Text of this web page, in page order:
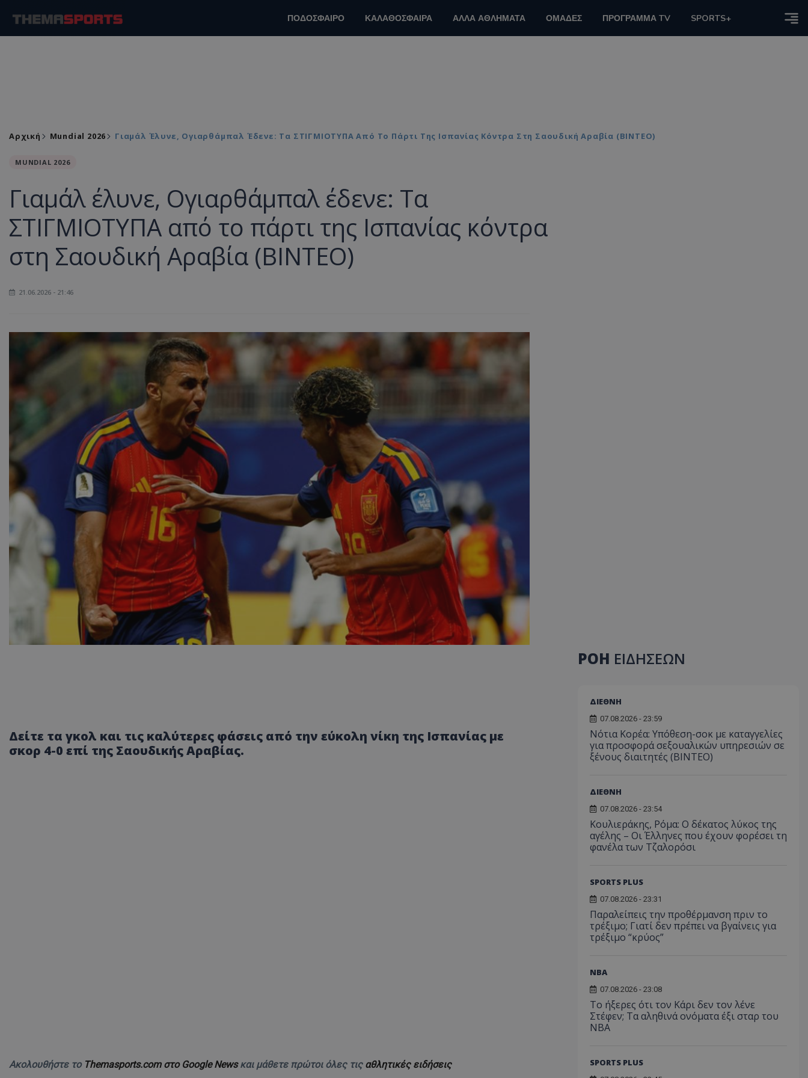
ΠΟΔΟΣΦΑΙΡΟ ΚΑΛΑΘΟΣΦΑΙΡΑ ΑΛΛΑ ΑΘΛΗΜΑΤΑ ΟΜΑΔΕΣ ΠΡΟΓΡΑΜΜΑ TV SPORTS+
Αρχική Mundial 2026 Γιαμάλ Έλυνε, Ογιαρθάμπαλ Έδενε: Τα ΣΤΙΓΜΙΟΤΥΠΑ Από Το Πάρτι Της Ισπανίας Κόντρα Στη Σαουδική Αραβία (ΒΙΝΤΕΟ)
MUNDIAL 2026
Γιαμάλ έλυνε, Ογιαρθάμπαλ έδενε: Τα
ΣΤΙΓΜΙΟΤΥΠΑ από το πάρτι της Ισπανίας κόντρα
στη Σαουδική Αραβία (ΒΙΝΤΕΟ)
21.06.2026 - 21:46
Δείτε τα γκολ και τις καλύτερες φάσεις από την εύκολη νίκη της Ισπανίας με
σκορ 4-0 επί της Σαουδικής Αραβίας.
Ακολουθήστε το Themasports.com στο Google Newsκαι μάθετε πρώτοι όλες τις αθλητικές ειδήσεις
ΡΟΗ ΕΙΔΗΣΕΩΝ
ΔΙΕΘΝΗ
07.08.2026 - 23:59
Νότια Κορέα: Υπόθεση-σοκ με καταγγελίες
για προσφορά σεξουαλικών υπηρεσιών σε
ξένους διαιτητές (BINTEO)
ΔΙΕΘΝΗ
07.08.2026 - 23:54
Κουλιεράκης, Ρόμα: Ο δέκατος λύκος της
αγέλης – Οι Έλληνες που έχουν φορέσει τη
φανέλα των Τζαλορόσι
SPORTS PLUS
07.08.2026 - 23:31
Παραλείπεις την προθέρμανση πριν το
τρέξιμο; Γιατί δεν πρέπει να βγαίνεις για
τρέξιμο “κρύος”
NBA
07.08.2026 - 23:08
Το ήξερες ότι τον Κάρι δεν τον λένε
Στέφεν; Τα αληθινά ονόματα έξι σταρ του
NBA
SPORTS PLUS